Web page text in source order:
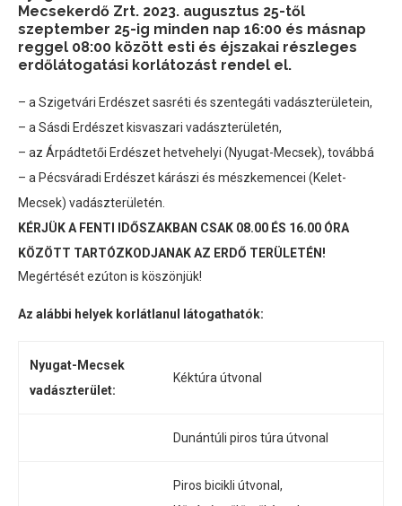
Mecsekerdő Zrt. 2023. augusztus 25-től
szeptember 25-ig minden nap 16:00 és másnap
reggel 08:00 között esti és éjszakai részleges
erdőlátogatási korlátozást rendel el.
– a Szigetvári Erdészet sasréti és szentegáti vadászterületein,
– a Sásdi Erdészet kisvaszari vadászterületén,
– az Árpádtetői Erdészet hetvehelyi (Nyugat-Mecsek), továbbá
– a Pécsváradi Erdészet kárászi és mészkemencei (Kelet-
Mecsek) vadászterületén.
KÉRJÜK A FENTI IDŐSZAKBAN CSAK 08.00 ÉS 16.00 ÓRA
KÖZÖTT TARTÓZKODJANAK AZ ERDŐ TERÜLETÉN!
Megértését ezúton is köszönjük!
Az alábbi helyek korlátlanul látogathatók:
Nyugat-Mecsek
vadászterület:
Kéktúra útvonal
Dunántúli piros túra útvonal
Piros bicikli útvonal,